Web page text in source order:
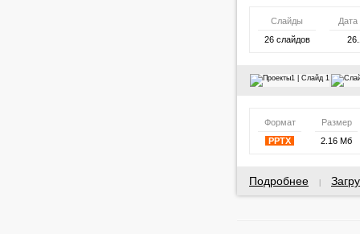
Слайды
Дата
26 слайдов
Формат
Размер
PPTX
2.16 Мб
Подробнее